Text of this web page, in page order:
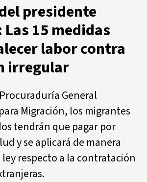
presidente
15 medidas
labor contra
irregular
General
Migración, los migrantes
tendrán que pagar por
y se aplicará de manera
respecto a la contratación